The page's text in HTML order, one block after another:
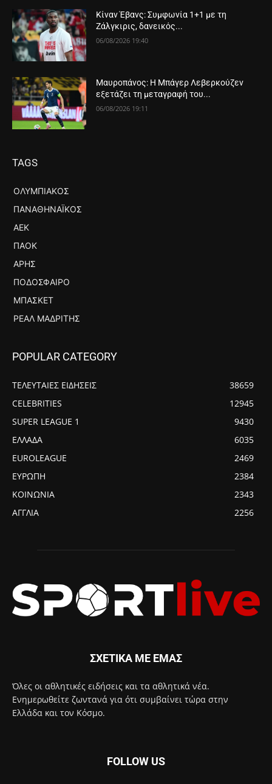
Κίναν Έβανς: Συμφωνία 1+1 με τη
Ζάλγκιρις, δανεικός...
06/08/2026 19:40
Μαυροπάνος: Η Μπάγερ Λεβερκούζεν
εξετάζει τη μεταγραφή του...
06/08/2026 19:11
TAGS
ΟΛΥΜΠΙΑΚΌΣ
ΠΑΝΑΘΗΝΑΪΚΌΣ
ΑΕΚ
ΠΑΟΚ
ΆΡΗΣ
ΠΟΔΌΣΦΑΙΡΟ
ΜΠΆΣΚΕΤ
ΡΕΆΛ ΜΑΔΡΊΤΗΣ
POPULAR CATEGORY
ΤΕΛΕΥΤΑΙΕΣ ΕΙΔΗΣΕΙΣ
38659
CELEBRITIES
12945
SUPER LEAGUE 1
9430
ΕΛΛΑΔΑ
6035
EUROLEAGUE
2469
ΕΥΡΩΠΗ
2384
ΚΟΙΝΩΝΙΑ
2343
ΑΓΓΛΙΑ
2256
ΣΧΕΤΙΚΑ ΜΕ ΕΜΑΣ
Όλες οι αθλητικές ειδήσεις και τα αθλητικά νέα.
Ενημερωθείτε ζωντανά για ότι συμβαίνει τώρα στην
Ελλάδα και τον Κόσμο.
FOLLOW US